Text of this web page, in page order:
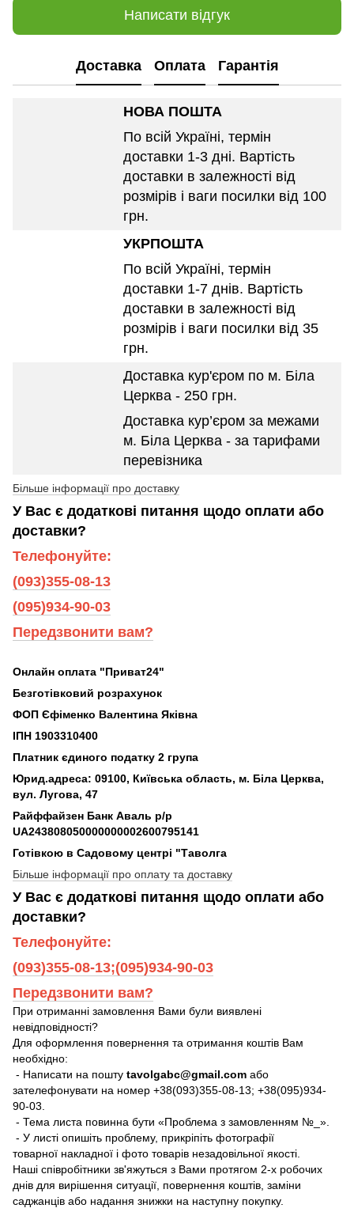
Написати відгук
Доставка Оплата Гарантія
НОВА ПОШТА
По всій Україні, термін
доставки 1-3 дні. Вартість
доставки в залежності від
розмірів і ваги посилки від 100
грн.
УКРПОШТА
По всій Україні, термін
доставки 1-7 днів. Вартість
доставки в залежності від
розмірів і ваги посилки від 35
грн.
Доставка кур'єром по м. Біла
Церква - 250 грн.
Доставка кур’єром за межами
м. Біла Церква - за тарифами
перевізника
Більше інформації про доставку
У Вас є додаткові питання щодо оплати або
доставки?
Телефонуйте:
(093)355-08-13
(095)934-90-03
Передзвонити вам?
Онлайн оплата "Приват24"
Безготівковий розрахунок
ФОП Єфіменко Валентина Яківна
ІПН 1903310400
Платник єдиного податку 2 група
Юрид.адреса: 09100, Київська область, м. Біла Церква,
вул. Лугова, 47
Райффайзен Банк Аваль р/р
UA243808050000000002600795141
Готівкою в Садовому центрі "Таволга
Більше інформації про оплату та доставку
У Вас є додаткові питання щодо оплати або
доставки?
Телефонуйте:
(093)355-08-13;(095)934-90-03
Передзвонити вам?
При отриманні замовлення Вами були виявлені
невідповідності?
Для оформлення повернення та отримання коштів Вам
необхідно:
- Написати на пошту tavolgabc@gmail.com або
зателефонувати на номер +38(093)355-08-13; +38(095)934-
90-03.
- Тема листа повинна бути «Проблема з замовленням №_».
- У листі опишіть проблему, прикріпіть фотографії
товарної накладної і фото товарів незадовільної якості.
Наші співробітники зв'яжуться з Вами протягом 2-х робочих
днів для вирішення ситуації, повернення коштів, заміни
саджанців або надання знижки на наступну покупку.